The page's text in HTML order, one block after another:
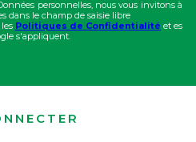
personnelles, nous vous invitons à
dans le champ de saisie libre
Politiques de Confidentialité et es
s'appliquent.